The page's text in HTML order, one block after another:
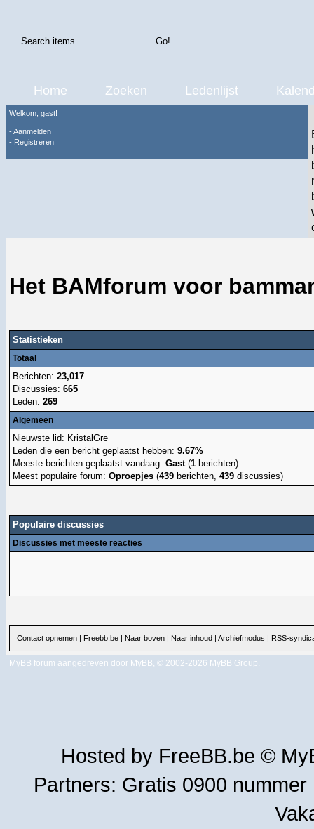
Home Zoeken Ledenlijst
Welkom, gast!
-Aanmelden
- Registreren
Het BAMforum voor
Statistieken
Totaal
Berichten: 23,017
Discussies: 665
Leden: 269
Algemeen
Nieuwste lid: KristalGre
Leden die een bericht geplaatst hebben: 9.67%
Meeste berichten geplaatst vandaag: Gast(1 berichten)
Meest populaire forum: Oproepjes (439 berichten, 439 discussies)
Populaire discussies
Discussies met meeste reacties
Contact opnemen | Freebb.be | Naar boven | Naar inhoud | Archiefmodus | RSS-
MyBB forum aangedreven door MyBB, © 2002-2026 MyBB Group.
Hosted by FreeBB.be ©
Partners: Gratis 0900 nummer